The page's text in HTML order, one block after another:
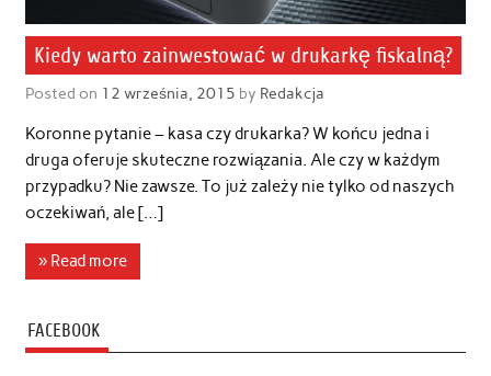
Kiedy warto zainwestować w drukarkę fiskalną?
Posted on 12 września, 2015 by Redakcja
Koronne pytanie – kasa czy drukarka? W końcu jedna i
druga oferuje skuteczne rozwiązania. Ale czy w każdym
przypadku? Nie zawsze. To już zależy nie tylko od naszych
oczekiwań, ale […]
» Read more
FACEBOOK